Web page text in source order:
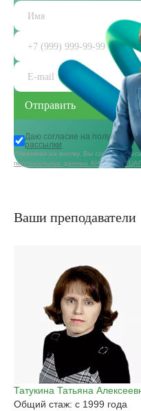
Даю согласие на получение
рассылки
*Нажимая на кнопку, Вы
персональных данных АНО ДПО
Ваши преподаватели
Татукина Татьяна
Общий стаж: с 1999 года